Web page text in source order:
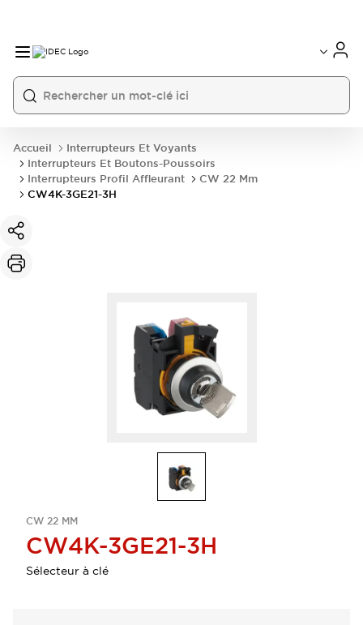
Accueil
Interrupteurs Et Voyants
Interrupteurs Et Boutons-Poussoirs
Interrupteurs Profil Affleurant
CW 22 Mm
CW4K-3GE21-3H
CW 22 MM
CW4K-3GE21-3H
Sélecteur à clé